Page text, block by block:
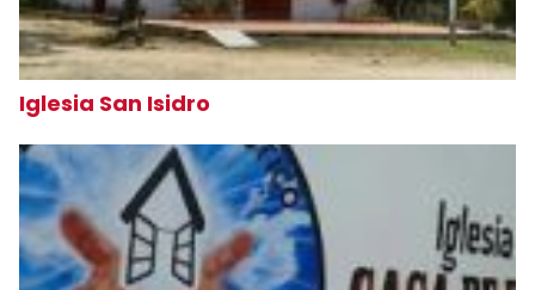
Iglesia San Isidro